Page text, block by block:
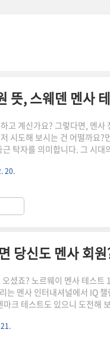
뜻, 스웨덴 멘사
고 계신가요? 그렇다면, 멘
시도해 보시는 건 어떨까요
탁자를 의미합니다. 그 시
베릴과 랜슬롯 라이오넬 웨
및 이용에 관한 연구를 장려
테스트는 언어, 수리, 추론, 시각
20.
당신도 멘사 회
셨죠? 노르웨이 멘사 테스
는 멘사 인터내셔널에서 IQ
크 테스트도 있으니 도전해
하네요. 아래 해당 페이지에